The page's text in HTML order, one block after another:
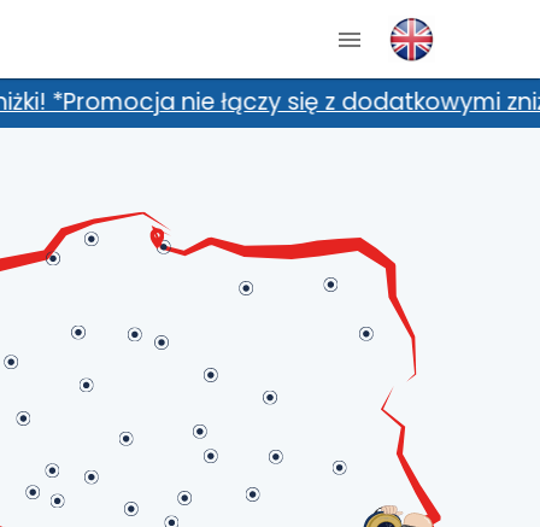
się z dodatkowymi zniżkami, m.in.